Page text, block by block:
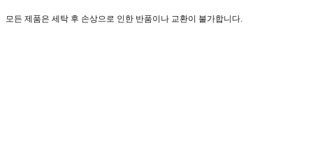
모든 제품은 세탁 후 손상으로 인한 반품이나 교환이 불가합니다.